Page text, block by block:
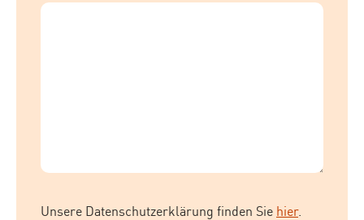
Unsere Datenschutzerklärung finden Sie hier.